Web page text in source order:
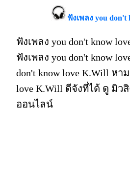
ฟังเพลง you don't
ฟังเพลง you don't know
ฟังเพลง you don't know
don't know love K.Will หา
love K.Will ดีจังที่ได้ ดู มิวสิ
ออนไลน์